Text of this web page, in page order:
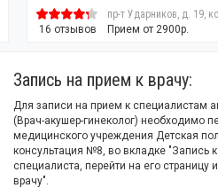
16 отзывов
пр-т Ударников, д. 19,
Прием от 2900р.
Запись на прием к врачу:
Для записи на прием к специалистам
(Врач-акушер-гинеколог) необходимо
медицинского учреждения Детская
консультация №8, во вкладке "Запись
специалиста, перейти на его страницу
врачу".